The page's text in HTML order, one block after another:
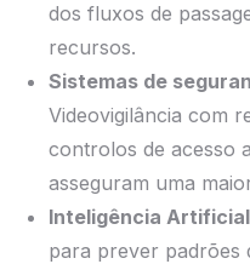
dos fluxos de
recursos.
Sistemas de
Videovigilância com
controlos de acesso
asseguram uma
Inteligência
para prever padrões